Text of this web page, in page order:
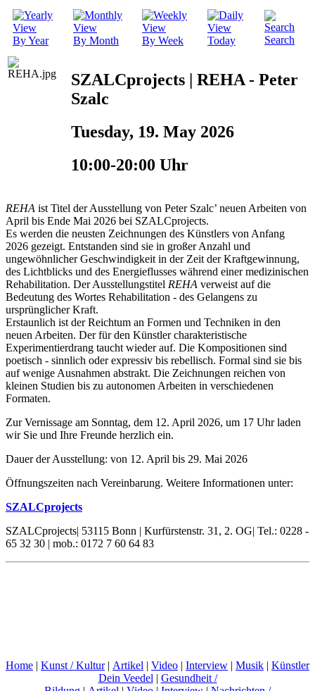
By Year By Month By Week Today Search
SZALCprojects | REHA - Peter
Szalc
Tuesday, 19. May 2026
10:00-20:00 Uhr
REHA ist Titel der Ausstellung von Peter Szalc’ neuen Arbeiten von
April bis Ende Mai 2026 bei SZALCprojects.
Es werden die neusten Zeichnungen des Künstlers von Anfang
2026 gezeigt. Entstanden sind sie in großer Anzahl und
ungewöhnlicher Geschwindigkeit in der Zeit der Kraftgewinnung,
des Lichtblicks und des Energieflusses während einer medizinischen
Rehabilitation. Der Ausstellungstitel REHA verweist auf die
Bedeutung des Wortes Rehabilitation - des Gelangens zu
ursprünglicher Kraft.
Erstaunlich ist der Reichtum an Formen und Techniken in den
neuen Arbeiten. Der für den Künstler charakteristische
Experimentierdrang taucht wieder auf. Die Kompositionen sind
poetisch - sinnlich oder expressiv bis rebellisch. Formal sind sie bis
auf wenige Ausnahmen abstrakt. Die Zeichnungen reichen von
kleinen Studien bis zu autonomen Arbeiten in verschiedenen
Formaten.
Zur Vernissage am Sonntag, dem 12. April 2026, um 17 Uhr laden
wir Sie und Ihre Freunde herzlich ein.
Dauer der Ausstellung: von 12. April bis 29. Mai 2026
Öffnungszeiten nach Vereinbarung. Weitere Informationen unter:
SZALCprojects
SZALCprojects| 53115 Bonn | Kurfürstenstr. 31, 2. OG| Tel.: 0228 -
65 32 30 | mob.: 0172 7 60 64 83
Home | Kunst / Kultur| Artikel | Video | Interview | Musik | Künstler
Dein Veedel | Gesundheit /